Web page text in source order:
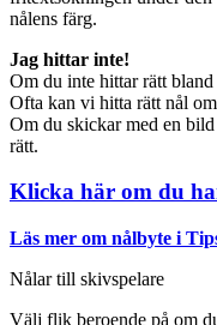
nålens färg.
Jag hittar inte!
Om du inte hittar rätt
Ofta kan vi hitta rätt nål
Om du skickar med en
rätt.
Klicka här om du
Läs mer om nålbyte i
Nålar till skivspelare
Välj flik beroende på om